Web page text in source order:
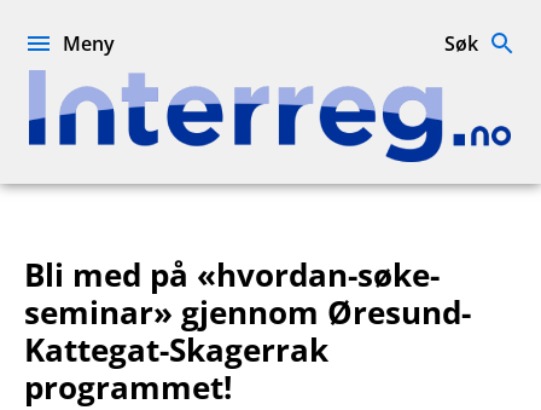
Interreg.no
Meny Søk
Bli med på «hvordan-søke-
seminar» gjennom Øresund-
Kattegat-Skagerrak
programmet!